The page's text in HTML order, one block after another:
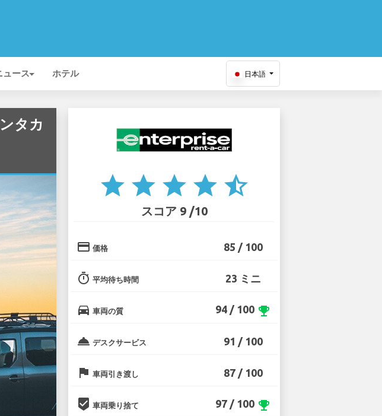
ュース ホテル 日本語
タカ
star star star star star_half
スコア 9 /10
credit_card 価格 85 / 100
timer 平均待ち時間 23 ミニ
directions_car 車両の質 94 / 100 emoji_events
room_service デスクサービス 91 / 100
flag 車両引き渡し 87 / 100
beenhere 車両乗り捨て 97 / 100 emoji_events